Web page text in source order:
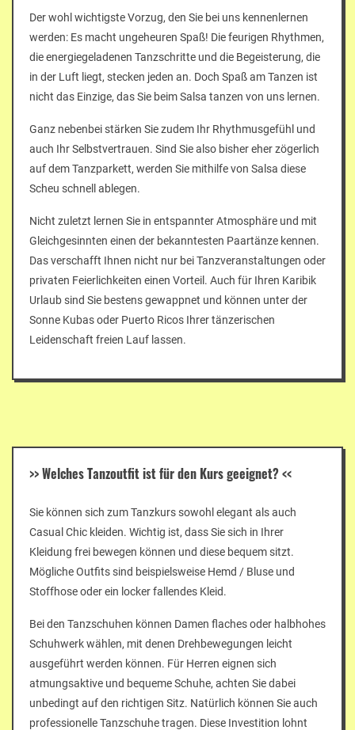
Der wohl wichtigste Vorzug, den Sie bei uns kennenlernen
werden: Es macht ungeheuren Spaß! Die feurigen Rhythmen,
die energiegeladenen Tanzschritte und die Begeisterung, die
in der Luft liegt, stecken jeden an. Doch Spaß am Tanzen ist
nicht das Einzige, das Sie beim Salsa tanzen von uns lernen.
Ganz nebenbei stärken Sie zudem Ihr Rhythmusgefühl und
auch Ihr Selbstvertrauen. Sind Sie also bisher eher zögerlich
auf dem Tanzparkett, werden Sie mithilfe von Salsa diese
Scheu schnell ablegen.
Nicht zuletzt lernen Sie in entspannter Atmosphäre und mit
Gleichgesinnten einen der bekanntesten Paartänze kennen.
Das verschafft Ihnen nicht nur bei Tanzveranstaltungen oder
privaten Feierlichkeiten einen Vorteil. Auch für Ihren Karibik
Urlaub sind Sie bestens gewappnet und können unter der
Sonne Kubas oder Puerto Ricos Ihrer tänzerischen
Leidenschaft freien Lauf lassen.
>>Welches Tanzoutfit ist für den Kurs geeignet?<<
Sie können sich zum Tanzkurs sowohl elegant als auch
Casual Chic kleiden. Wichtig ist, dass Sie sich in Ihrer
Kleidung frei bewegen können und diese bequem sitzt.
Mögliche Outfits sind beispielsweise Hemd / Bluse und
Stoffhose oder ein locker fallendes Kleid.
Bei den Tanzschuhen können Damen flaches oder halbhohes
Schuhwerk wählen, mit denen Drehbewegungen leicht
ausgeführt werden können. Für Herren eignen sich
atmungsaktive und bequeme Schuhe, achten Sie dabei
unbedingt auf den richtigen Sitz. Natürlich können Sie auch
professionelle Tanzschuhe tragen. Diese Investition lohnt